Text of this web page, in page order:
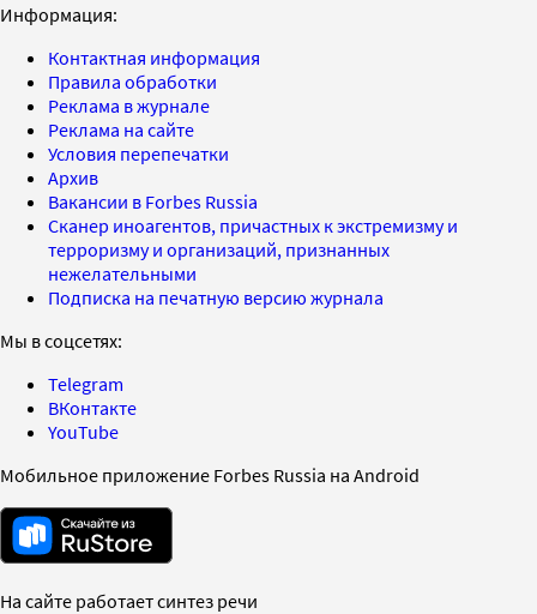
Информация:
Контактная информация
Правила обработки
Реклама в журнале
Реклама на сайте
Условия перепечатки
Архив
Вакансии в Forbes Russia
Сканер иноагентов, причастных к экстремизму и
терроризму и организаций, признанных
нежелательными
Подписка на печатную версию журнала
Мы в соцсетях:
Telegram
ВКонтакте
YouTube
Мобильное приложение Forbes Russia на Android
На сайте работает синтез речи